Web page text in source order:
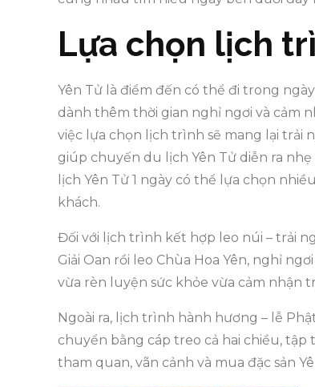
Lựa chọn lịch
Yên Tử là điểm đến có thể đi trong
dành thêm thời gian nghỉ ngơi và cảm
việc lựa chọn lịch trình sẽ mang lại trải
giúp chuyến du lịch Yên Tử diễn ra
lịch Yên Tử 1 ngày có thể lựa chọn
khách.
Đối với lịch trình kết hợp leo núi – trải
Giải Oan rồi leo Chùa Hoa Yên, nghỉ
vừa rèn luyện sức khỏe vừa cảm nhận
Ngoài ra, lịch trình hành hương – lễ
chuyển bằng cáp treo cả hai chiều, tập
tham quan, vãn cảnh và mua đặc sản